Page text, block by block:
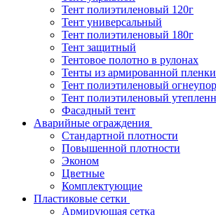
Тент полиэтиленовый 120г
Тент универсальный
Тент полиэтиленовый 180г
Тент защитный
Тентовое полотно в рулонах
Тенты из армированной пленки
Тент полиэтиленовый
Тент полиэтиленовый
Фасадный тент
Аварийные ограждения
Стандартной плотности
Повышенной плотности
Эконом
Цветные
Комплектующие
Пластиковые сетки
Армирующая сетка